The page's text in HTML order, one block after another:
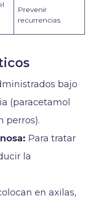
Prevenir
recurrencias
bajo
(paracetamol
perros).
Para tratar
la
en axilas,